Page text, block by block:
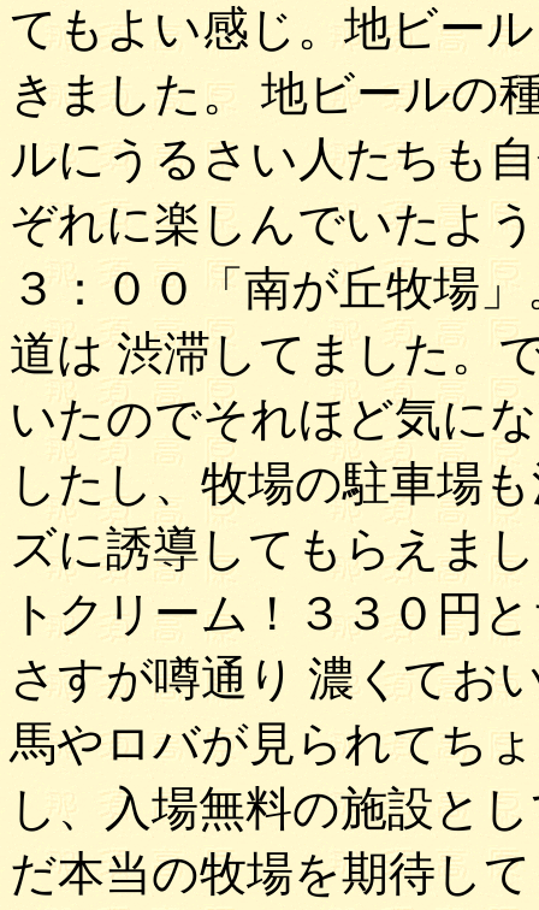
てもよい感じ。地ビー
きました。 地ビールの
ルにうるさい人たちも
ぞれに楽しんでいたよ
３：００「南が丘牧場
道は 渋滞してました。
いたのでそれほど気に
したし、牧場の駐車場
ズに誘導してもらえま
トクリーム！３３０円
さすが噂通り 濃くてお
馬やロバが見られてち
し、入場無料の施設と
だ本当の牧場を期待し